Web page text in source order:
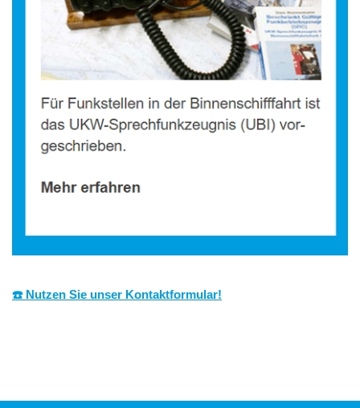
☎️ Nutzen Sie unser Kontaktformular!